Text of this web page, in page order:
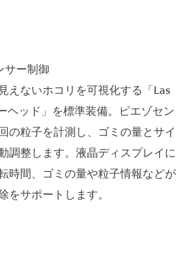
サー制御
えないホコリを可視化する「Las
ヘッド」を標準装備。ピエゾセン
の粒子を計測し、ゴミの量とサイ
調整します。液晶ディスプレイに
時間、ゴミの量や粒子情報などが
をサポートします。